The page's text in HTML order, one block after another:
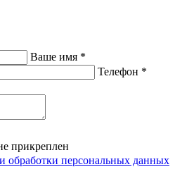
Ваше имя *
Телефон *
прикреплен
обработки персональных данных